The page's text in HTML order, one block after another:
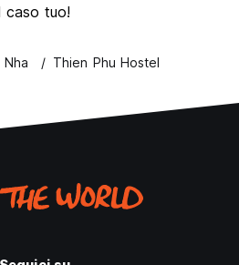
caso tuo!
Thien Phu Hostel